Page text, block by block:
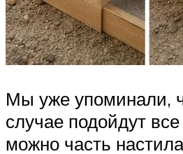
Мы уже упоминали,
случае подойдут
можно часть